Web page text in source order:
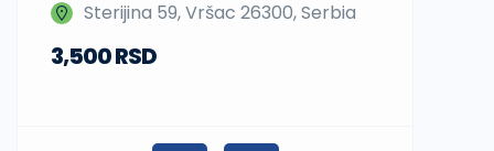
Sterijina 59, Vršac 26300, Serbia
3,500 RSD